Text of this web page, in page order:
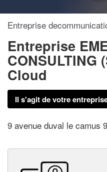
Entreprise
Entreprise
CONSULTING
Cloud
Il s'agit de votre
9 avenue duval le camus